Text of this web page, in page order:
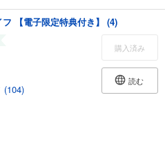
【電子限定特典付き】 (4)
(104)
購入済み
読む